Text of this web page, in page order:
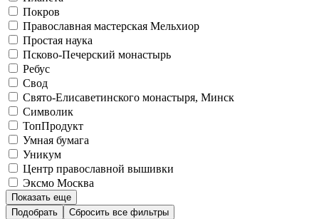
Покров
Православная мастерская Мельхиор
Простая наука
Псково-Печерский монастырь
Ребус
Свод
Свято-Елисаветинского монастыря, Минск
Символик
ТопПродукт
Умная бумага
Уникум
Центр православной вышивки
Эксмо Москва
Показать еще
Подобрать